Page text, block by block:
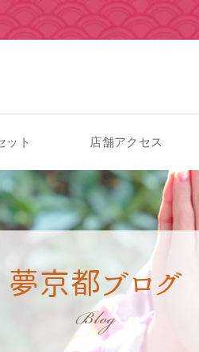
ット 店舗アクセス
夢京都ブログ
Blog